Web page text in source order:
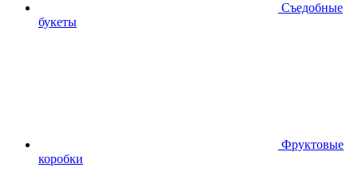
Съедобные
букеты
Фруктовые
коробки